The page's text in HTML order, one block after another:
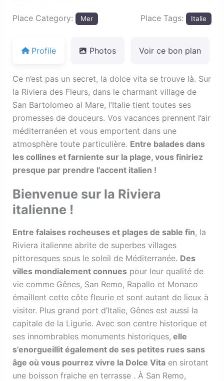
Place Category: Mer Place Tags: Italie
Profile Photos Voir ce bon plan
Ce n’est pas un secret, la dolce vita se trouve là. Sur
la Riviera des Fleurs, dans le charmant village de
San Bartolomeo al Mare, l’Italie tient toutes ses
promesses de douceurs. Vos vacances prennent l’air
méditerranéen et vous emportent dans une
atmosphère toute particulière. Entre balades dans
les collines et farniente sur la plage, vous finiriez
presque par prendre l’accent italien !
Bienvenue sur la Riviera
italienne !
Entre falaises rocheuses et plages de sable fin, la
Riviera italienne abrite de superbes villages
pittoresques sous le soleil de Méditerranée. Des
villes mondialement connuespour leur qualité de
vie comme Gênes, San Remo, Rapallo et Monaco
émaillent cette côte fleurie et sont autant de lieux à
visiter. Plus grand port d’Italie, Gênes est aussi la
capitale de la Ligurie. Avec son centre historique et
ses innombrables monuments historiques, elle
s’enorgueillit également de ses petites rues sans
âge où vous pourrez vivre la Dolce Vitaen sirotant
une boisson fraiche en terrasse . À San Remo,